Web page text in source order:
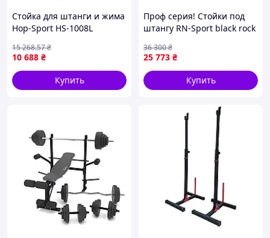
Стойка для штанги и жима
Hop-Sport HS-1008L
10 688 ₴
15 268.57₴
Купить
Проф серия! Стойки под
штангу RN-Sport black rock
25 773 ₴
36 300₴
Купить